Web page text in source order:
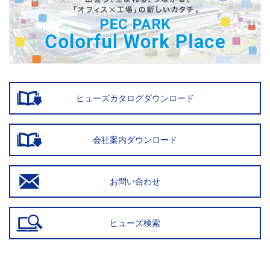
ヒューズカタログダウンロード
会社案内ダウンロード
お問い合わせ
ヒューズ検索